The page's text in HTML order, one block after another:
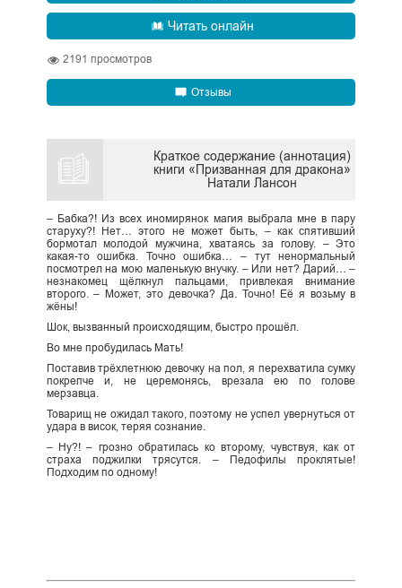
Читать онлайн
2191 просмотров
Отзывы
Краткое содержание (аннотация)
книги «Призванная для дракона»
Натали Лансон
– Бабка?! Из всех иномирянок магия выбрала мне в пару
старуху?! Нет… этого не может быть, – как спятивший
бормотал молодой мужчина, хватаясь за голову. – Это
какая-то ошибка. Точно ошибка… – тут ненормальный
посмотрел на мою маленькую внучку. – Или нет? Дарий… –
незнакомец щёлкнул пальцами, привлекая внимание
второго. – Может, это девочка? Да. Точно! Её я возьму в
жёны!
Шок, вызванный происходящим, быстро прошёл.
Во мне пробудилась Мать!
Поставив трёхлетнюю девочку на пол, я перехватила сумку
покрепче и, не церемонясь, врезала ею по голове
мерзавца.
Товарищ не ожидал такого, поэтому не успел увернуться от
удара в висок, теряя сознание.
– Ну?! – грозно обратилась ко второму, чувствуя, как от
страха поджилки трясутся. – Педофилы проклятые!
Подходим по одному!